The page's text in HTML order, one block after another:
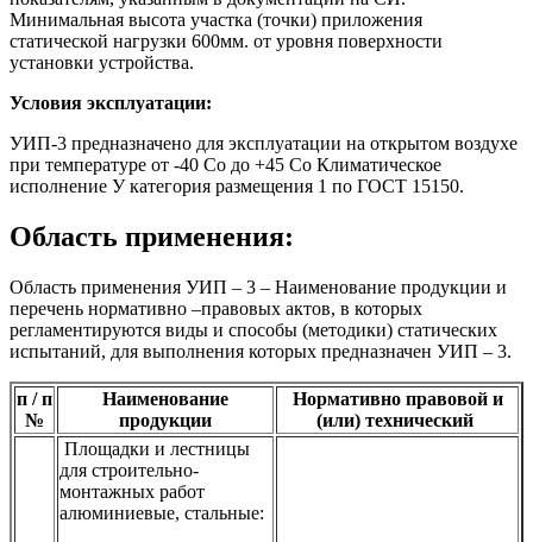
Минимальная высота участка (точки) приложения
статической нагрузки 600мм. от уровня поверхности
установки устройства.
Условия эксплуатации:
УИП-3 предназначено для эксплуатации на открытом воздухе
при температуре от -40 Со до +45 Со Климатическое
исполнение У категория размещения 1 по ГОСТ 15150.
Область применения:
Область применения УИП – 3 – Наименование продукции и
перечень нормативно –правовых актов, в которых
регламентируются виды и способы (методики) статических
испытаний, для выполнения которых предназначен УИП – 3.
п / п
№
Наименование
продукции
Нормативно правовой и
(или) технический
Площадки и лестницы
для строительно-
монтажных работ
алюминиевые, стальные: